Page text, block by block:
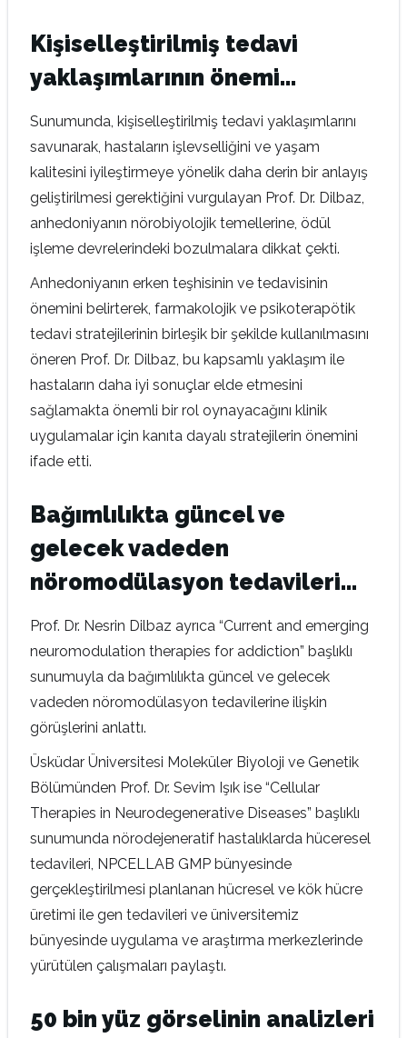
Kişiselleştirilmiş tedavi
yaklaşımlarının önemi…
Sunumunda, kişiselleştirilmiş tedavi yaklaşımlarını
savunarak, hastaların işlevselliğini ve yaşam
kalitesini iyileştirmeye yönelik daha derin bir anlayış
geliştirilmesi gerektiğini vurgulayan Prof. Dr. Dilbaz,
anhedoniyanın nörobiyolojik temellerine, ödül
işleme devrelerindeki bozulmalara dikkat çekti.
Anhedoniyanın erken teşhisinin ve tedavisinin
önemini belirterek, farmakolojik ve psikoterapötik
tedavi stratejilerinin birleşik bir şekilde kullanılmasını
öneren Prof. Dr. Dilbaz, bu kapsamlı yaklaşım ile
hastaların daha iyi sonuçlar elde etmesini
sağlamakta önemli bir rol oynayacağını klinik
uygulamalar için kanıta dayalı stratejilerin önemini
ifade etti.
Bağımlılıkta güncel ve
gelecek vadeden
nöromodülasyon tedavileri…
Prof. Dr. Nesrin Dilbaz ayrıca “Current and emerging
neuromodulation therapies for addiction” başlıklı
sunumuyla da bağımlılıkta güncel ve gelecek
vadeden nöromodülasyon tedavilerine ilişkin
görüşlerini anlattı.
Üsküdar Üniversitesi Moleküler Biyoloji ve Genetik
Bölümünden Prof. Dr. Sevim Işık ise “Cellular
Therapies in Neurodegenerative Diseases” başlıklı
sunumunda nörodejeneratif hastalıklarda hüceresel
tedavileri, NPCELLAB GMP bünyesinde
gerçekleştirilmesi planlanan hücresel ve kök hücre
üretimi ile gen tedavileri ve üniversitemiz
bünyesinde uygulama ve araştırma merkezlerinde
yürütülen çalışmaları paylaştı.
50 bin yüz görselinin analizleri